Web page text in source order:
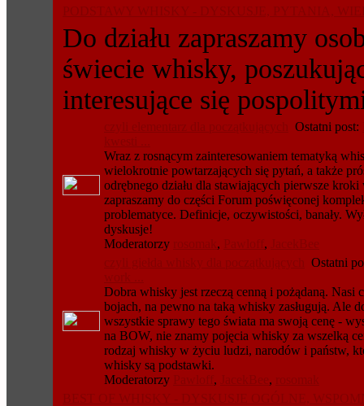
PODSTAWY WHISKY - DYSKUSJE, PYTANIA,
Do działu zapraszamy
świecie whisky,
interesujące się
czyli elementarz dla początkujących Ostatni post:
kwesti ...
Wraz z rosnącym zainteresowaniem tematyką
wielokrotnie powtarzających się pytań, a także
odrębnego działu dla stawiających pierwsze
zapraszamy do części Forum poświęconej
problematyce. Definicje, oczywistości, banały.
dyskusje!
Moderatorzy rosomak, Pawloff,
JacekBee
czyli giełda whisky dla początkujących
Ostatni
work ...
Dobra whisky jest rzeczą cenną i pożądaną. Nasi
bojach, na pewno na taką whisky zasługują. Ale
wszystkie sprawy tego świata ma swoją cenę -
na BOW, nie znamy pojęcia whisky za wszelką
rodzaj whisky w życiu ludzi, narodów i państw,
whisky są podstawki.
Moderatorzy Pawloff, JacekBee,
rosomak
BEST OF WHISKY - DYSKUSJE OGÓLNE,